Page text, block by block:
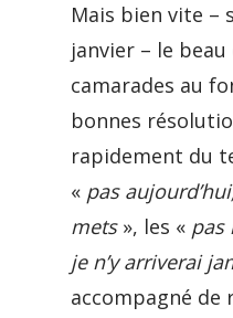
Mais bien vite –
janvier – le
camarades au
bonnes
rapidement du
« pas
mets», les « pas
je n’y arriverai
accompagné de